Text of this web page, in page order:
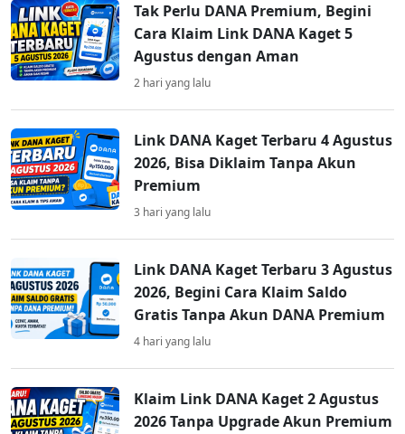
Tak Perlu DANA Premium, Begini
Cara Klaim Link DANA Kaget 5
Agustus dengan Aman
2 hari yang lalu
Link DANA Kaget Terbaru 4 Agustus
2026, Bisa Diklaim Tanpa Akun
Premium
3 hari yang lalu
Link DANA Kaget Terbaru 3 Agustus
2026, Begini Cara Klaim Saldo
Gratis Tanpa Akun DANA Premium
4 hari yang lalu
Klaim Link DANA Kaget 2 Agustus
2026 Tanpa Upgrade Akun Premium